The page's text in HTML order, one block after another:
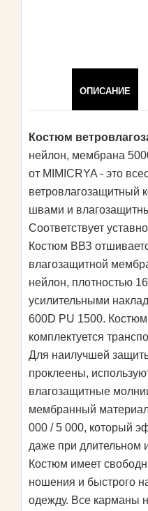
ОПИСАНИЕ
Костюм
нейлон, мембрана
от MIMICRYA - это
ветровлагозащитный
швами и
Соответствует
Костюм ВВЗ
влагозащитной
нейлон, плотностью
усилительными
600D PU 1500. Костюм
комплектуется
Для наилучшей
проклеены,
влагозащитные
мембранный
000 / 5 000, который
даже при длительном
Костюм имеет
ношения и быстрого
одежду. Все карманы